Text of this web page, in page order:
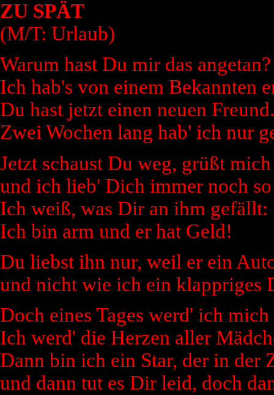
ZU SPÄT
(M/T: Urlaub)
Warum hast Du mir das angetan?
Ich hab's von einem Bekannten
Du hast jetzt einen neuen Freund.
Zwei Wochen lang hab' ich nur
Jetzt schaust Du weg, grüßt
und ich lieb' Dich immer noch so
Ich weiß, was Dir an ihm gefällt:
Ich bin arm und er hat Geld!
Du liebst ihn nur, weil er ein
und nicht wie ich ein klappriges
Doch eines Tages werd' ich mich
Ich werd' die Herzen aller
Dann bin ich ein Star, der in der
und dann tut es Dir leid, doch